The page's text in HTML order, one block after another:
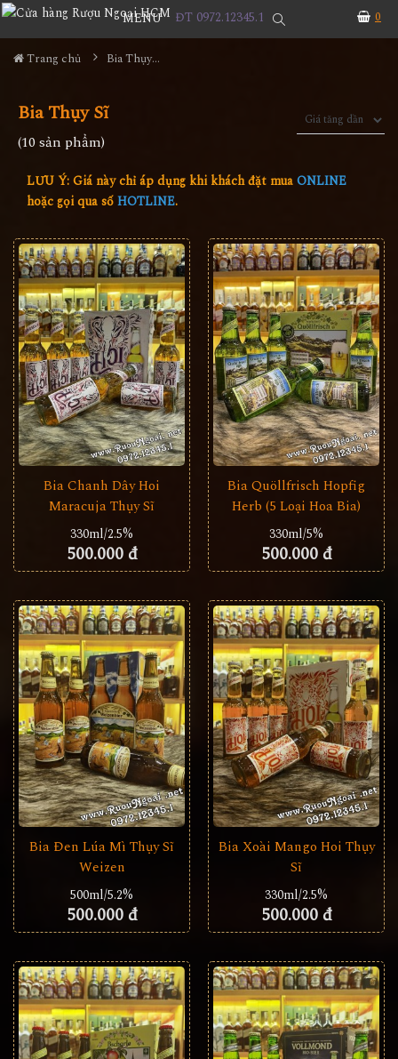
0
MENU ĐT 0972.12345.1
Trang chủ Bia Thụy Sĩ
Bia Thụy Sĩ
(10 sản phẩm)
LƯU Ý: Giá này chỉ áp dụng khi khách đặt muaONLINE
hoặc gọi qua sốHOTLINE.
Bia Chanh Dây Hoi
Maracuja Thụy Sĩ
330ml/2.5%
500.000 đ
Bia Quöllfrisch Hopfig
Herb (5 Loại Hoa Bia)
330ml/5%
500.000 đ
Bia Đen Lúa Mì Thụy Sĩ
Weizen
500ml/5.2%
500.000 đ
Bia Xoài Mango Hoi Thụy
Sĩ
330ml/2.5%
500.000 đ